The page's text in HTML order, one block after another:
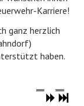
Karriere!
ganz herzlich
haben.